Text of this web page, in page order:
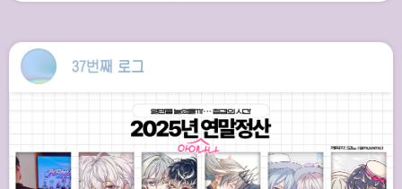
37번째 로그